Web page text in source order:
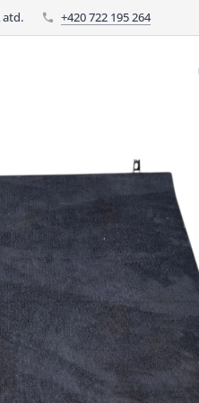
atd. +420 722 195 264